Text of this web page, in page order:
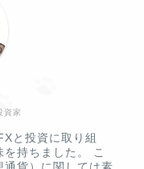
資家
と投資に取り組
持ちました。 こ